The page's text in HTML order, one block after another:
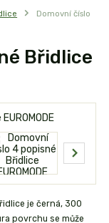
Domovní číslo
Břidlice
je černá, 300
povrchu se může